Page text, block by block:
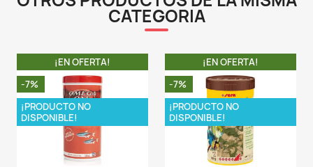
- Dada de comer adicionalmente con regularidad,
golosina refuerza las defensas, el desarrollo y la
Nature" que es libre de colorantes y
alimentación variada con ingredientes naturales
protección contra los síntomas de carencia y es
salud y vitalidad del pez. Por eso los alimentos Nature
ingredientes naturales como espirulina, krill o harina
sostenible, que se obtiene de larvas de la mosca
(Hermetia). Las imágenes en el frontal del envase les
ingredientes y el porcentaje en el alimento.